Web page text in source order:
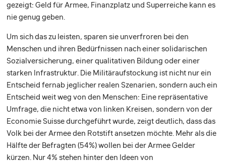
gezeigt: Geld für Armee, Finanzplatz und Superreiche kann es
nie genug geben.
Um sich das zu leisten, sparen sie unverfroren bei den
Menschen und ihren Bedürfnissen nach einer solidarischen
Sozialversicherung, einer qualitativen Bildung oder einer
starken Infrastruktur. Die Militäraufstockung ist nicht nur ein
Entscheid fernab jeglicher realen Szenarien, sondern auch ein
Entscheid weit weg von den Menschen: Eine repräsentative
Umfrage, die nicht etwa von linken Kreisen, sondern von der
Economie Suisse durchgeführt wurde, zeigt deutlich, dass das
Volk bei der Armee den Rotstift ansetzen möchte. Mehr als die
Hälfte der Befragten (54%) wollen bei der Armee Gelder
kürzen. Nur 4% stehen hinter den Ideen von